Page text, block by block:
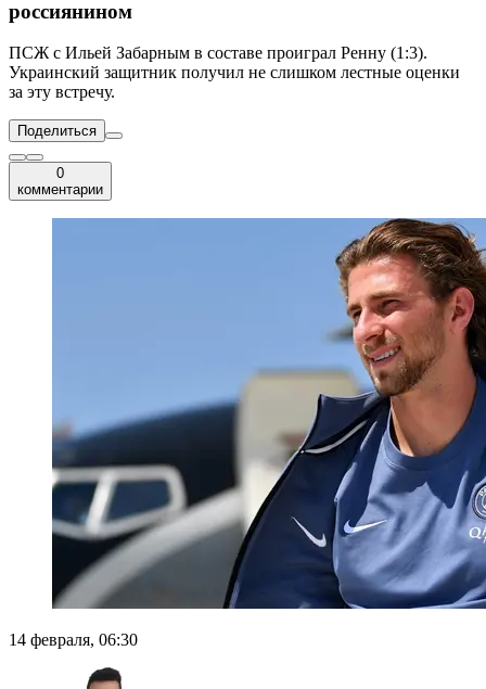
россиянином
ПСЖ с Ильей Забарным в составе проиграл Ренну (1:3).
Украинский защитник получил не слишком лестные оценки
за эту встречу.
Поделиться
0
комментарии
14 февраля, 06:30